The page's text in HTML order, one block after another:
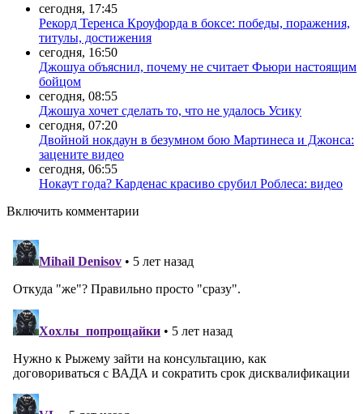
сегодня, 17:45
Рекорд Теренса Кроуфорда в боксе: победы, поражения,
титулы, достижения
сегодня, 16:50
Джошуа объяснил, почему не считает Фьюри настоящим
бойцом
сегодня, 08:55
Джошуа хочет сделать то, что не удалось Усику
сегодня, 07:20
Двойной нокдаун в безумном бою Мартинеса и Джонса:
зацените видео
сегодня, 06:55
Нокаут года? Карденас красиво срубил Роблеса: видео
Включить комментарии